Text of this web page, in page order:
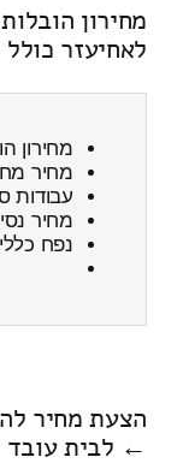
מחירון
לאחיעזר
מחירון
מחיר
עבודות
מחיר
נפח
← לבית עובד